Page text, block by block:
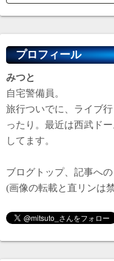
プロフィール
みつと
自宅警備員。
旅行ついでに、ライブ
ったり。最近は西武ド
してます。
ブログトップ、記事へ
(画像の転載と直リンは